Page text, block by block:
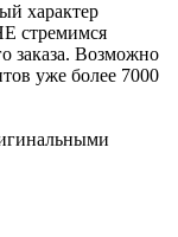
характер
стремимся
заказа. Возможно
уже более 7000